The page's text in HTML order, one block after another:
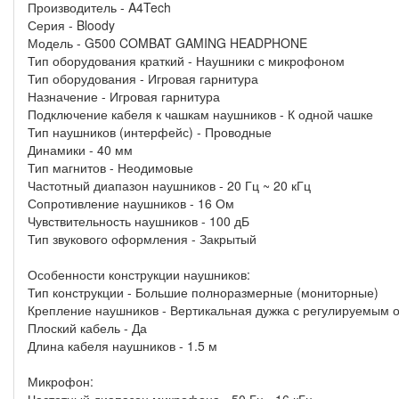
Производитель - A4Tech
Серия - Bloody
Модель - G500 COMBAT GAMING HEADPHONE
Тип оборудования краткий - Наушники с микрофоном
Тип оборудования - Игровая гарнитура
Назначение - Игровая гарнитура
Подключение кабеля к чашкам наушников - К одной чашке
Тип наушников (интерфейс) - Проводные
Динамики - 40 мм
Тип магнитов - Неодимовые
Частотный диапазон наушников - 20 Гц ~ 20 кГц
Сопротивление наушников - 16 Ом
Чувствительность наушников - 100 дБ
Тип звукового оформления - Закрытый
Особенности конструкции наушников:
Тип конструкции - Большие полноразмерные (мониторные)
Крепление наушников - Вертикальная дужка с регулируемым
Плоский кабель - Да
Длина кабеля наушников - 1.5 м
Микрофон: